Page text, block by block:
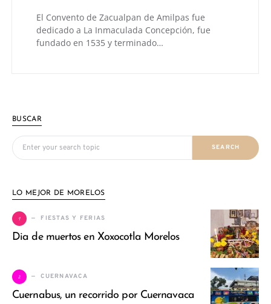
El Convento de Zacualpan de Amilpas fue
dedicado a La Inmaculada Concepción, fue
fundado en 1535 y terminado…
BUSCAR
Search for:
SEARCH
LO MEJOR DE MORELOS
1 FIESTAS Y FERIAS
Dia de muertos en Xoxocotla Morelos
2 CUERNAVACA
Cuernabus, un recorrido por Cuernavaca